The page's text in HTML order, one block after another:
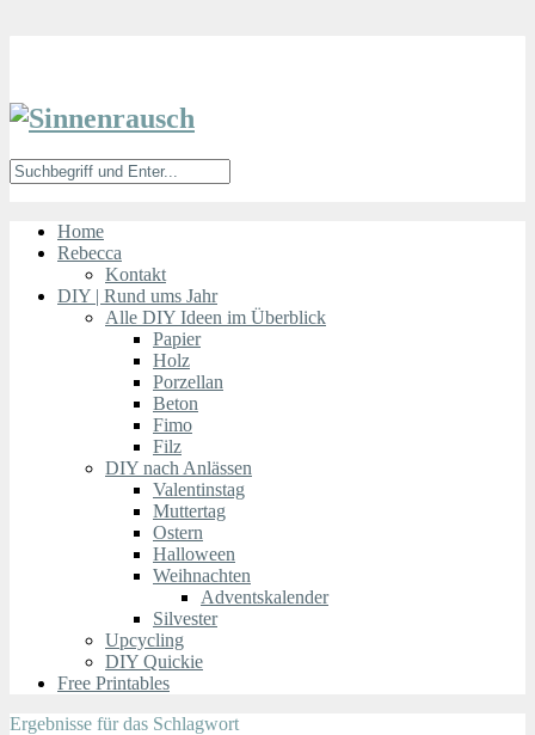
Home
Rebecca
Kontakt
DIY | Rund ums Jahr
Alle DIY Ideen im Überblick
Papier
Holz
Porzellan
Beton
Fimo
Filz
DIY nach Anlässen
Valentinstag
Muttertag
Ostern
Halloween
Weihnachten
Adventskalender
Silvester
Upcycling
DIY Quickie
Free Printables
Ergebnisse für das Schlagwort